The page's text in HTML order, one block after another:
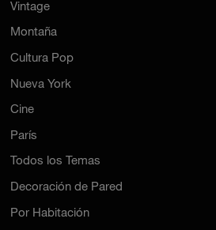
Vintage
Montaña
Cultura Pop
Nueva York
Cine
París
Todos los Temas
Decoración de Pared
Por Habitación